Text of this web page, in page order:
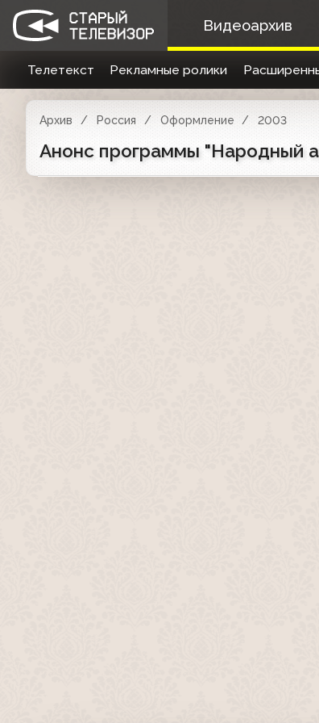
Видеоархив
Телетекст Рекламные ролики
Архив Россия Оформление 2003
Анонс программы "Народный